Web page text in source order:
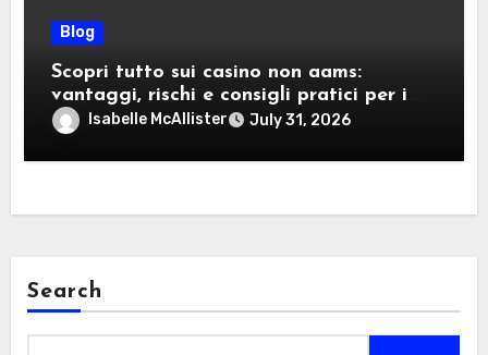
Blog
Scopri tutto sui casino non aams:
vantaggi, rischi e consigli pratici per i
giocatori italiani
Isabelle McAllister July 31, 2026
Search